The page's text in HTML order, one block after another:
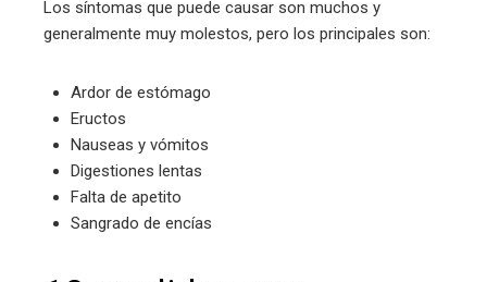
Los síntomas que puede causar son muchos y
generalmente muy molestos, pero los principales son:
Ardor de estómago
Eructos
Nauseas y vómitos
Digestiones lentas
Falta de apetito
Sangrado de encías